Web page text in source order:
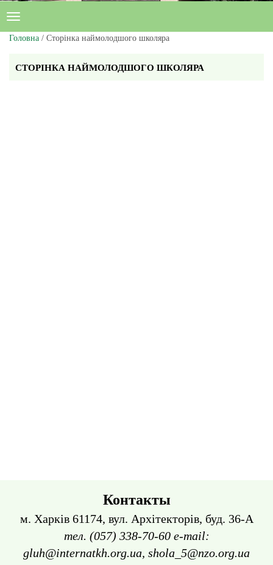
Головна / Сторінка наймолодшого школяра
СТОРІНКА НАЙМОЛОДШОГО ШКОЛЯРА
Контакты
м. Харків 61174, вул. Архітекторів, буд. 36-А
тел. (057) 338-70-60 e-mail:
gluh@internatkh.org.ua, shola_5@nzo.org.ua